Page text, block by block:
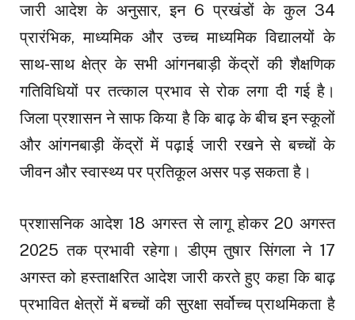
जारी आदेश के अनुसार, इन 6 प्रखंडों के कुल 34
प्रारंभिक, माध्यमिक और उच्च माध्यमिक विद्यालयों के
साथ-साथ क्षेत्र के सभी आंगनबाड़ी केंद्रों की शैक्षणिक
गतिविधियों पर तत्काल प्रभाव से रोक लगा दी गई है।
जिला प्रशासन ने साफ किया है कि बाढ़ के बीच इन स्कूलों
और आंगनबाड़ी केंद्रों में पढ़ाई जारी रखने से बच्चों के
जीवन और स्वास्थ्य पर प्रतिकूल असर पड़ सकता है।
प्रशासनिक आदेश 18 अगस्त से लागू होकर 20 अगस्त
2025 तक प्रभावी रहेगा। डीएम तुषार सिंगला ने 17
अगस्त को हस्ताक्षरित आदेश जारी करते हुए कहा कि बाढ़
प्रभावित क्षेत्रों में बच्चों की सुरक्षा सर्वोच्च प्राथमिकता है